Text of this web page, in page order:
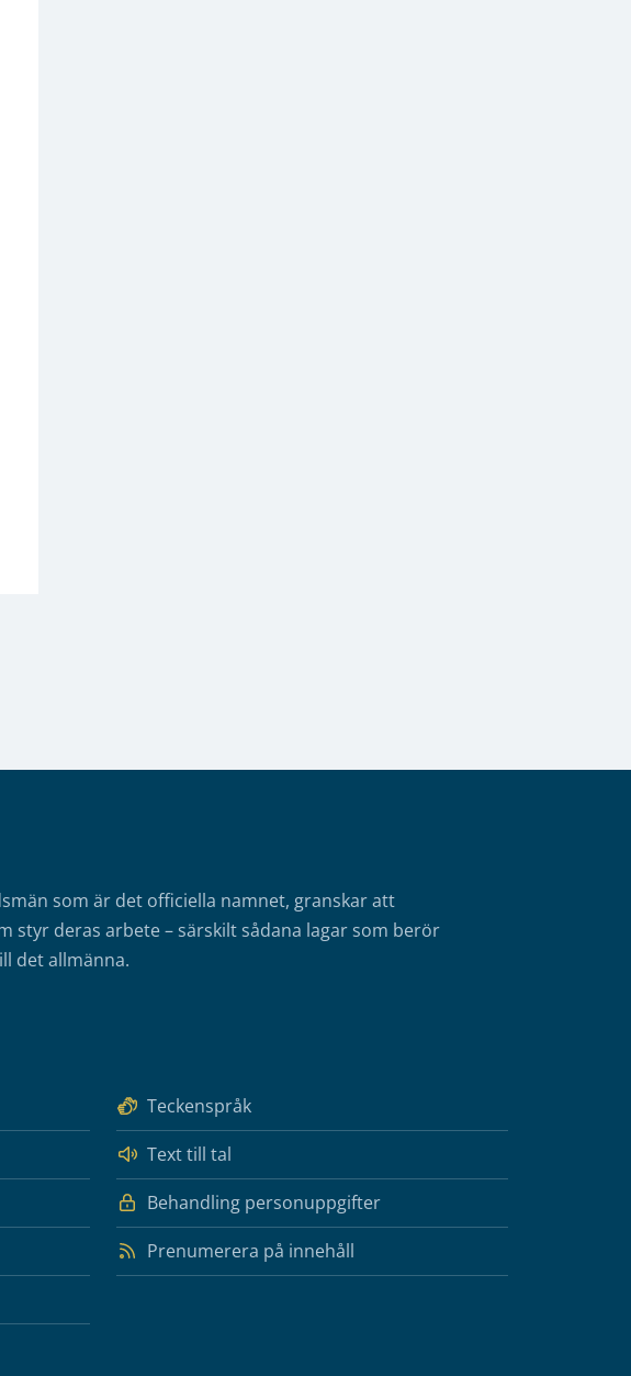
som är det officiella namnet, granskar att
styr deras arbete – särskilt sådana lagar som berör
det allmänna.
Teckenspråk
Text till tal
Behandling personuppgifter
Prenumerera på innehåll